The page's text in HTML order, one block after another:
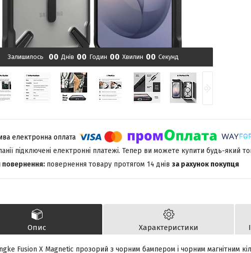
Залишилось 00 Днів 00 Годин 00 Хвилин 00 Секунд
підключені електронні платежі. Тепер ви можете купити будь-який
повернення товару протягом 14 днів за рахунок покупця
Опис Характеристики
Fusion X Magnetic прозорий з чорним бампером і чорним магнітним